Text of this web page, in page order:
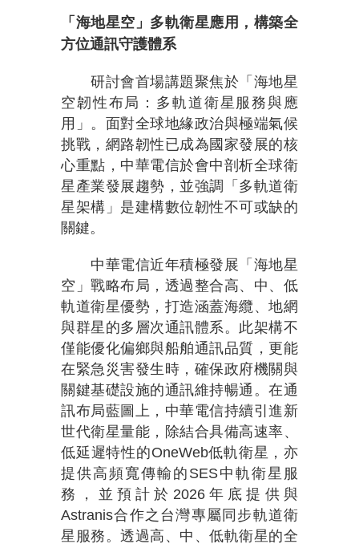
「海地星空」多軌衛星應用，構築全
方位通訊守護體系
研討會首場講題聚焦於「海地星
空韌性布局：多軌道衛星服務與應
用」。面對全球地緣政治與極端氣候
挑戰，網路韌性已成為國家發展的核
心重點，中華電信於會中剖析全球衛
星產業發展趨勢，並強調「多軌道衛
星架構」是建構數位韌性不可或缺的
關鍵。
中華電信近年積極發展「海地星
空」戰略布局，透過整合高、中、低
軌道衛星優勢，打造涵蓋海纜、地網
與群星的多層次通訊體系。此架構不
僅能優化偏鄉與船舶通訊品質，更能
在緊急災害發生時，確保政府機關與
關鍵基礎設施的通訊維持暢通。在通
訊布局藍圖上，中華電信持續引進新
世代衛星量能，除結合具備高速率、
低延遲特性的OneWeb低軌衛星，亦
提供高頻寬傳輸的SES中軌衛星服
務，並預計於2026年底提供與
Astranis合作之台灣專屬同步軌道衛
星服務。透過高、中、低軌衛星的全